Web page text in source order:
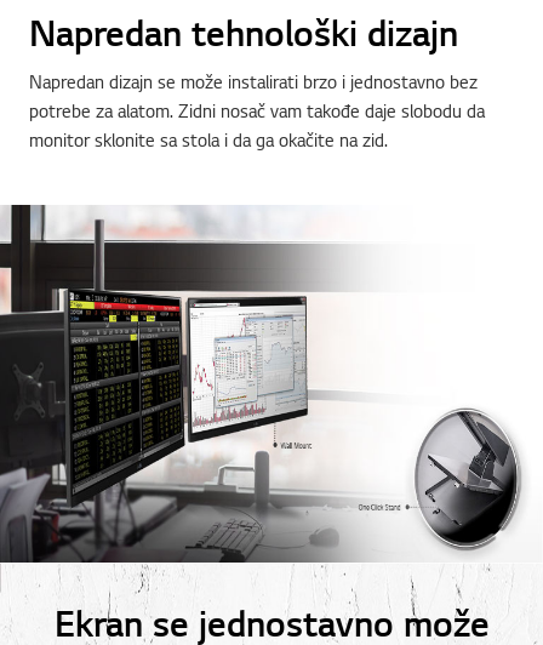
Napredan tehnološki dizajn
Napredan dizajn se može instalirati brzo i jednostavno bez
potrebe za alatom. Zidni nosač vam takođe daje slobodu da
monitor sklonite sa stola i da ga okačite na zid.
Ekran se jednostavno može